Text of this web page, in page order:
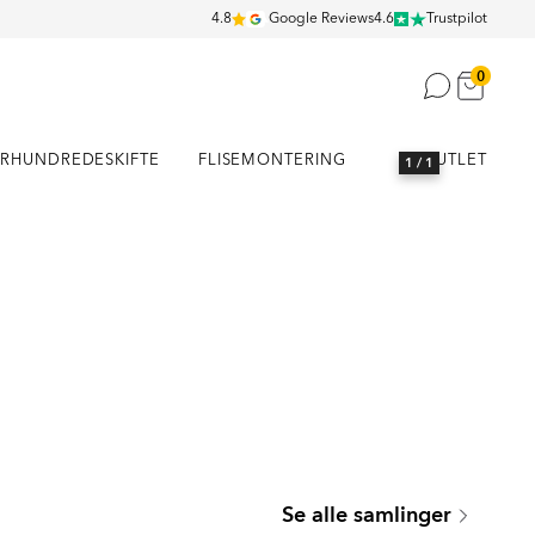
4.8 Google Reviews4.6 Trustpilot
0
FLISEMONTERING OUTLET
1 / 1
Se alle samlinger